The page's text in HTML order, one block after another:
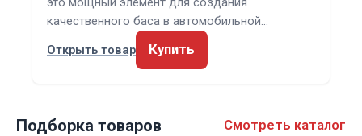
качественного баса в автомобильной…
Открыть товар
Купить
Подборка товаров Смотреть каталог